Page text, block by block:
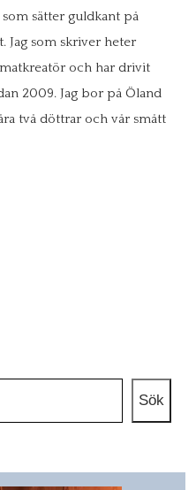
som sätter guldkant på
Jag som skriver heter
och har drivit
2009. Jag bor på Öland
två döttrar och vår smått
Sök